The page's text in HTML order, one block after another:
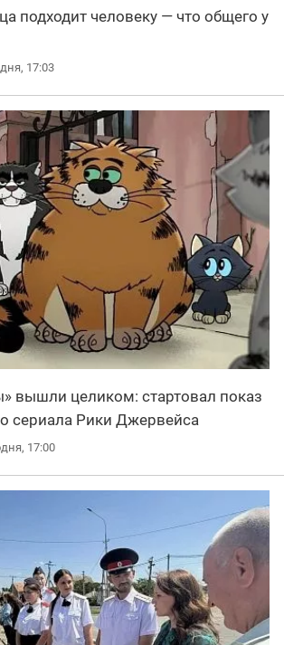
подходит человеку — что общего у
17:03
вышли целиком: стартовал показ
сериала Рики Джервейса
17:00